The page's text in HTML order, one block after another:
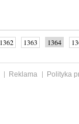
1362 1363 1364
Reklama
Polityka